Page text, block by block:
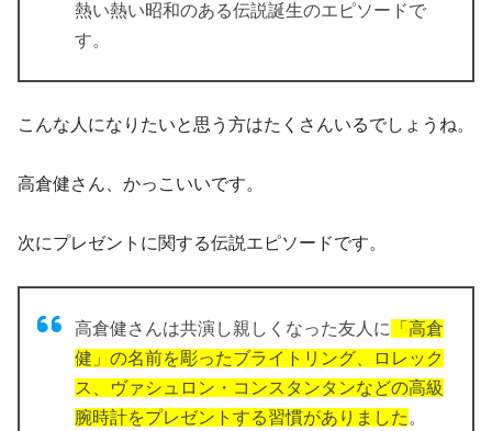
熱い熱い昭和のある伝説誕生のエピソードで
す。
こんな人になりたいと思う方はたくさんいるでしょうね。
高倉健さん、かっこいいです。
次にプレゼントに関する伝説エピソードです。
高倉健さんは共演し親しくなった友人に
「高倉
健」の名前を彫ったブライトリング、ロレック
ス、ヴァシュロン・コンスタンタンなどの高級
腕時計をプレゼントする習慣がありました 。